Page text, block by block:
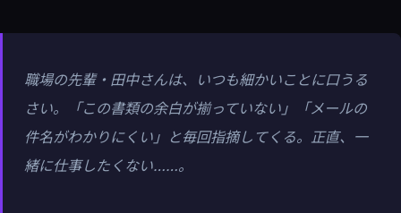
職場の先輩・田中さんは、いつも細かいことに口うる
さい。「この書類の余白が揃っていない」「メールの
件名がわかりにくい」と毎回指摘してくる。正直、一
緒に仕事したくない……。